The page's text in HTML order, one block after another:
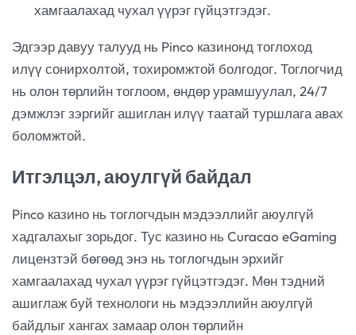
хамгаалахад чухал үүрэг гүйцэтгэдэг.
Эдгээр давуу талууд нь Pinco казинонд тоглоход
илүү сонирхолтой, тохиромжтой болгодог. Тоглогчид
нь олон төрлийн тоглоом, өндөр урамшуулал, 24/7
дэмжлэг зэргийг ашиглан илүү таатай туршлага авах
боломжтой.
Итгэлцэл, аюулгүй байдал
Pinco казино нь тоглогчдын мэдээллийг аюулгүй
хадгалахыг зорьдог. Тус казино нь Curacao eGaming
лицензтэй бөгөөд энэ нь тоглогчдын эрхийг
хамгаалахад чухал үүрэг гүйцэтгэдэг. Мөн тэдний
ашиглаж буй технологи нь мэдээллийн аюулгүй
байдлыг хангах замаар олон төрлийн